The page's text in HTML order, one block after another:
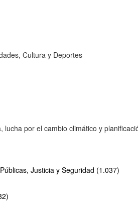
Cultura y Deportes
lucha por el cambio climático y
Justicia y Seguridad (1.037)